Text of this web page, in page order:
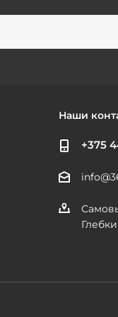
Наши
+375
Глебки